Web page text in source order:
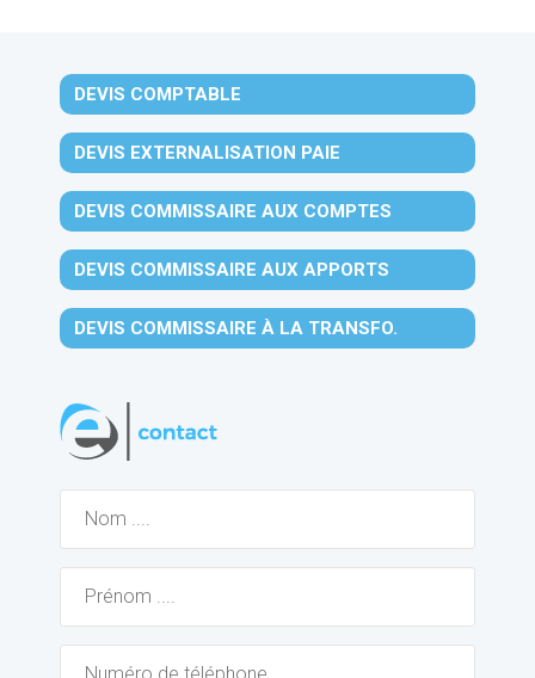
DEVIS COMPTABLE
DEVIS EXTERNALISATION PAIE
DEVIS COMMISSAIRE AUX COMPTES
DEVIS COMMISSAIRE AUX APPORTS
DEVIS COMMISSAIRE À LA TRANSFO.